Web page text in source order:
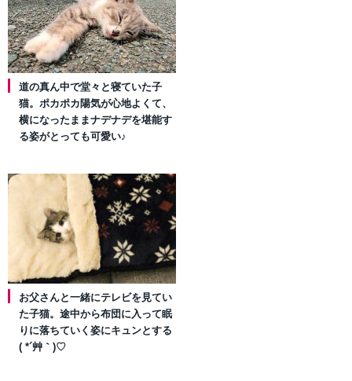
道の真ん中で堂々と寝ていた子
猫。ポカポカ陽気が心地よくて、
横になったままナデナデを堪能す
る姿がとっても可愛い♪
お父さんと一緒にテレビを見てい
た子猫。途中から布団に入って眠
りに落ちていく姿にキュンとする
( *´艸｀)♡